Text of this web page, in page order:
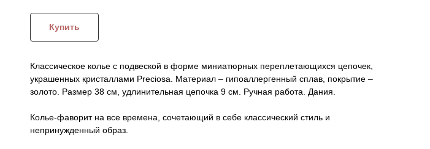
Купить
Классическое колье с подвеской в форме миниатюрных переплетающихся цепочек,
украшенных кристаллами Preciosa. Материал – гипоаллергенный сплав, покрытие –
золото. Размер 38 см, удлинительная цепочка 9 см. Ручная работа. Дания.
Колье-фаворит на все времена, сочетающий в себе классический стиль и
непринужденный образ.